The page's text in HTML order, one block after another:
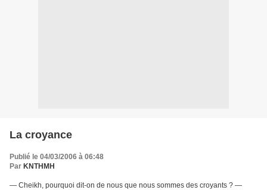
La croyance
Publié le 04/03/2006 à 06:48
Par KNTHMH
— Cheikh, pourquoi dit-on de nous que nous sommes des croyants ? —